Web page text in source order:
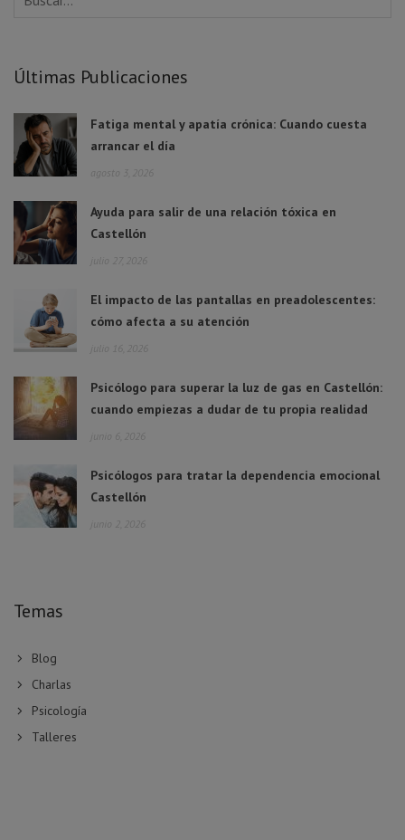
Últimas Publicaciones
Fatiga mental y apatía crónica: Cuando cuesta
arrancar el día
agosto 3, 2026
Ayuda para salir de una relación tóxica en
Castellón
julio 27, 2026
El impacto de las pantallas en preadolescentes:
cómo afecta a su atención
julio 16, 2026
Psicólogo para superar la luz de gas en Castellón:
cuando empiezas a dudar de tu propia realidad
junio 6, 2026
Psicólogos para tratar la dependencia emocional
Castellón
junio 2, 2026
Temas
Blog
Charlas
Psicología
Talleres